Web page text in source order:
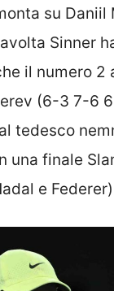
su Daniil
Sinner
il numero 2
(6-3 7-6
tedesco
una finale
e